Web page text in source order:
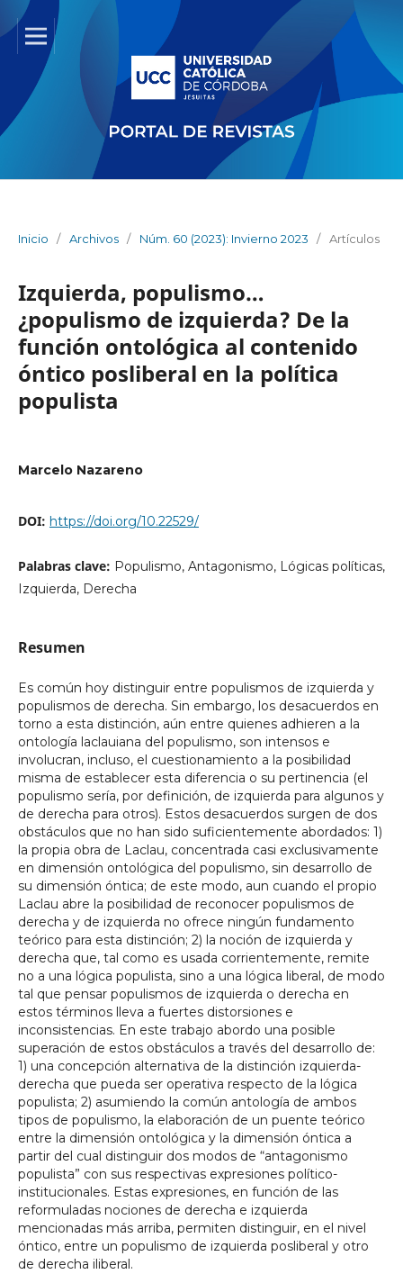
Inicio / Archivos / Núm. 60 (2023): Invierno 2023 / Artículos
Izquierda, populismo…
¿populismo de izquierda? De la
función ontológica al contenido
óntico posliberal en la política
populista
Marcelo Nazareno
DOI: https://doi.org/10.22529/
Palabras clave: Populismo, Antagonismo, Lógicas políticas,
Izquierda, Derecha
Resumen
Es común hoy distinguir entre populismos de izquierda y
populismos de derecha. Sin embargo, los desacuerdos en
torno a esta distinción, aún entre quienes adhieren a la
ontología laclauiana del populismo, son intensos e
involucran, incluso, el cuestionamiento a la posibilidad
misma de establecer esta diferencia o su pertinencia (el
populismo sería, por definición, de izquierda para algunos y
de derecha para otros). Estos desacuerdos surgen de dos
obstáculos que no han sido suficientemente abordados: 1)
la propia obra de Laclau, concentrada casi exclusivamente
en dimensión ontológica del populismo, sin desarrollo de
su dimensión óntica; de este modo, aun cuando el propio
Laclau abre la posibilidad de reconocer populismos de
derecha y de izquierda no ofrece ningún fundamento
teórico para esta distinción; 2) la noción de izquierda y
derecha que, tal como es usada corrientemente, remite
no a una lógica populista, sino a una lógica liberal, de modo
tal que pensar populismos de izquierda o derecha en
estos términos lleva a fuertes distorsiones e
inconsistencias. En este trabajo abordo una posible
superación de estos obstáculos a través del desarrollo de:
1) una concepción alternativa de la distinción izquierda-
derecha que pueda ser operativa respecto de la lógica
populista; 2) asumiendo la común antología de ambos
tipos de populismo, la elaboración de un puente teórico
entre la dimensión ontológica y la dimensión óntica a
partir del cual distinguir dos modos de “antagonismo
populista” con sus respectivas expresiones político-
institucionales. Estas expresiones, en función de las
reformuladas nociones de derecha e izquierda
mencionadas más arriba, permiten distinguir, en el nivel
óntico, entre un populismo de izquierda posliberal y otro
de derecha iliberal.